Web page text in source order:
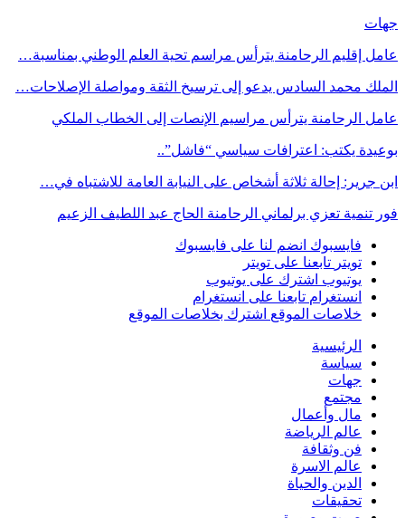
جهات
عامل إقليم الرحامنة يترأس مراسم تحية العلم الوطني بمناسبة…
الملك محمد السادس يدعو إلى ترسيخ الثقة ومواصلة الإصلاحات…
عامل الرحامنة يترأس مراسيم الإنصات إلى الخطاب الملكي
بوعيدة يكتب: اعترافات سياسي “فاشل”..
ابن جرير: إحالة ثلاثة أشخاص على النيابة العامة للاشتباه في…
فور تنمية تعزي برلماني الرحامنة الحاج عبد اللطيف الزعيم
فايسبوك انضم لنا على فايسبوك
تويتر تابعنا على تويتر
يوتيوب اشترك على يوتيوب
انستغرام تابعنا على انستغرام
خلاصات الموقع اشترك بخلاصات الموقع
الرئيسية
سياسة
جهات
مجتمع
مال وأعمال
عالم الرياضة
فن وثقافة
عالم الاسرة
الدين والحياة
تحقيقات